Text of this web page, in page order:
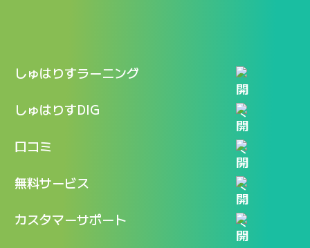
しゅはりすラーニング
特長
料金
新着情報
ログイン
しゅはりすDIG
記事一覧
口コミ
口コミ一覧
無料サービス
LINEで『Iパス ならし学習』
カスタマーサポート